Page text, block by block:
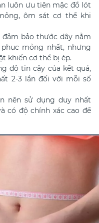
luôn ưu tiên mặc đồ lót
ôm sát cơ thể khi
đảm bảo thước dây nằm
mỏng nhất, nhưng
khiến cơ thể bị ép.
độ tin cậy của kết quả,
2-3 lần đối với mỗi số
nên sử dụng duy nhất
có độ chính xác cao để